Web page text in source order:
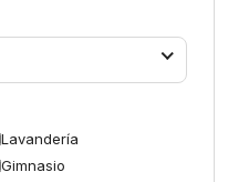
Lavandería
Gimnasio